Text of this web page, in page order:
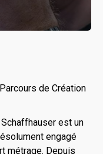
de Création
est un
engagé
métrage. Depuis